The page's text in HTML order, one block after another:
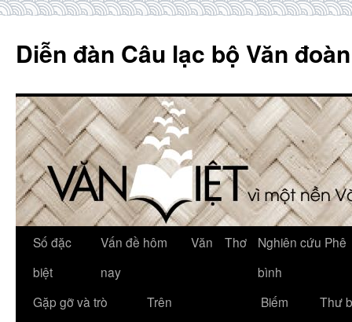
content
Diễn đàn Câu lạc bộ Văn
Số đặc
biệt
Vấn đề hôm
nay
Văn Thơ
Nghiên cứu Phê
bình
Gặp gỡ và trò
Trên
Biếm
Thư